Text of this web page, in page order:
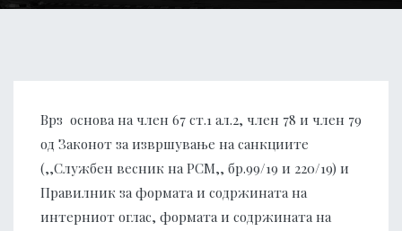
Врз основа на член 67 ст.1 ал.2, член 78 и член 79
од Законот за извршување на санкциите
(,,Службен весник на РСМ,, бр.99/19 и 220/19) и
Правилник за формата и содржината на
интерниот оглас, формата и содржината на